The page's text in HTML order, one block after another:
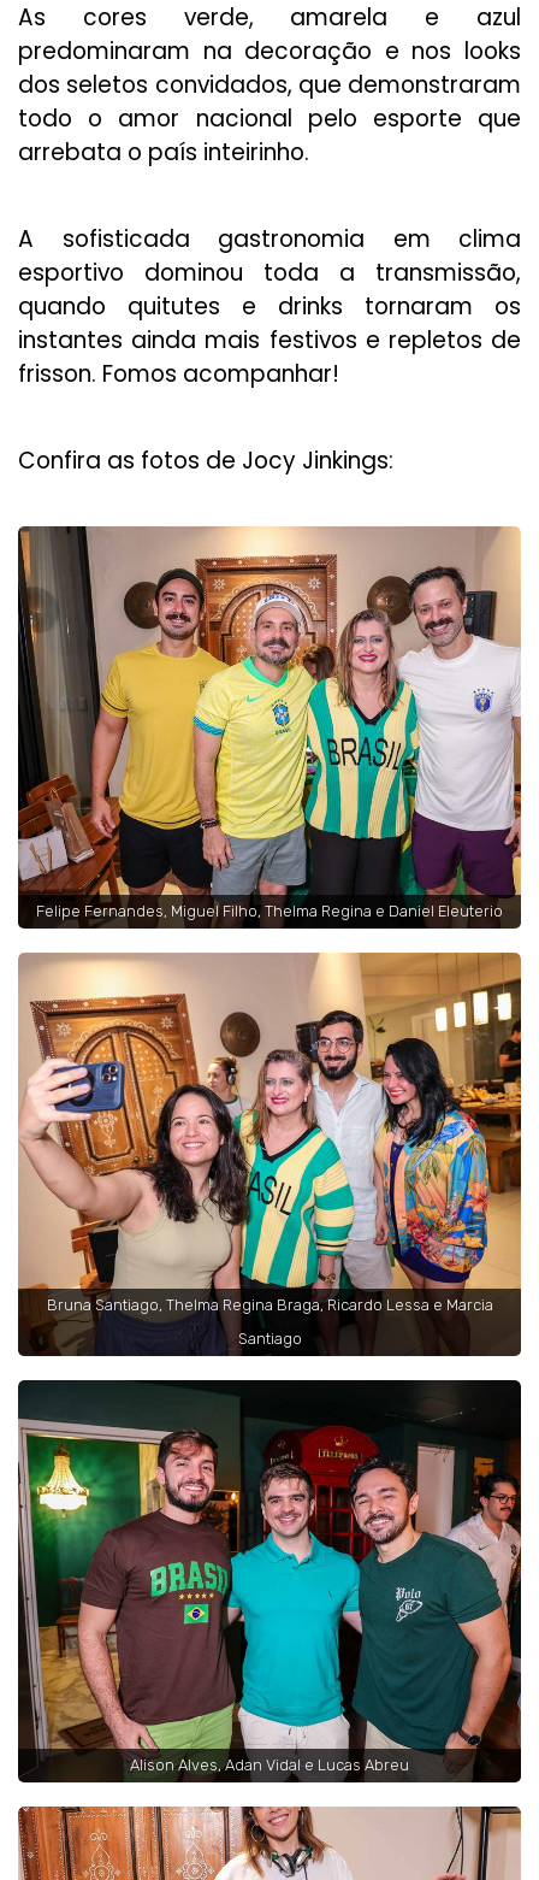
As cores verde, amarela e azul
predominaram na decoração e nos looks
dos seletos convidados, que demonstraram
todo o amor nacional pelo esporte que
arrebata o país inteirinho.
A sofisticada gastronomia em clima
esportivo dominou toda a transmissão,
quando quitutes e drinks tornaram os
instantes ainda mais festivos e repletos de
frisson. Fomos acompanhar!
Confira as fotos de Jocy Jinkings:
Felipe Fernandes, Miguel Filho, Thelma Regina e Daniel Eleuterio
Bruna Santiago, Thelma Regina Braga, Ricardo Lessa e Marcia
Santiago
Alison Alves, Adan Vidal e Lucas Abreu